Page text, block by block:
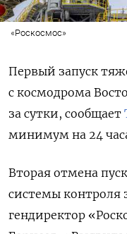
«Роскосмос»
Первый запуск
с космодрома
за сутки, сообщает
минимум на 24
Вторая отмена
системы контроля
гендиректор